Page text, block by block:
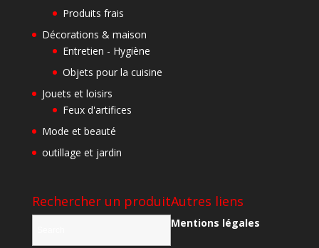
Produits frais
Décorations & maison
Entretien - Hygiène
Objets pour la cuisine
Jouets et loisirs
Feux d'artifices
Mode et beauté
outillage et jardin
Rechercher un produitAutres liens
Mentions légales